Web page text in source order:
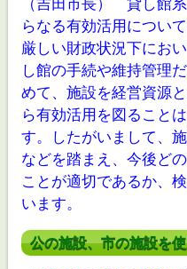
（吉田市長） 貸し館
らなる有効活用につい
厳しい財政状況下にお
し館の手続や維持管理
めて、施設を経営資源
ら有効活用を図ること
す。したがいまして、
などを踏まえ、今後ど
ことが適切であるか、
います。
公の施設、市の施設を